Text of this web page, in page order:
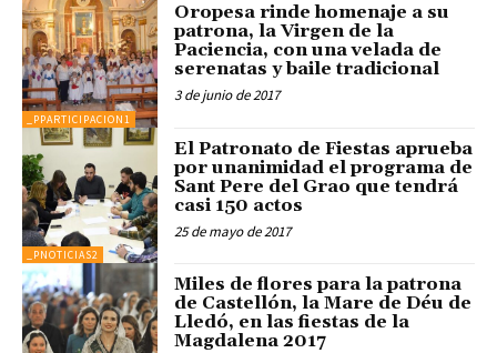
_PPARTICIPACION1
Oropesa rinde homenaje a su
patrona, la Virgen de la
Paciencia, con una velada de
serenatas y baile tradicional
3 de junio de 2017
_PNOTICIAS2
El Patronato de Fiestas aprueba
por unanimidad el programa de
Sant Pere del Grao que tendrá
casi 150 actos
25 de mayo de 2017
Miles de flores para la patrona
de Castellón, la Mare de Déu de
Lledó, en las fiestas de la
Magdalena 2017